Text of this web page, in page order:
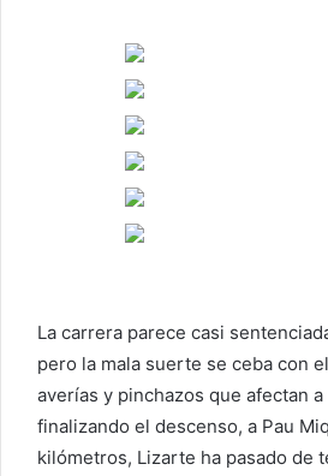
La carrera parece casi
pero la mala suerte se ceba con
averías y pinchazos que afectan a
finalizando el descenso, a Pau
kilómetros, Lizarte ha pasado de